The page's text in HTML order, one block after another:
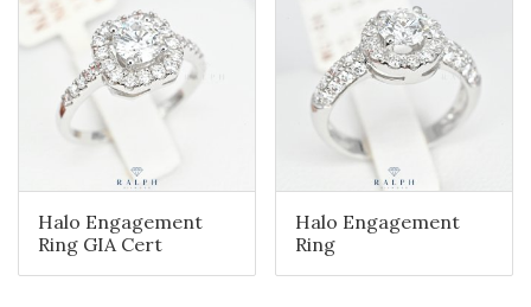
Halo Engagement
Ring GIA Cert
Halo Engagement
Ring